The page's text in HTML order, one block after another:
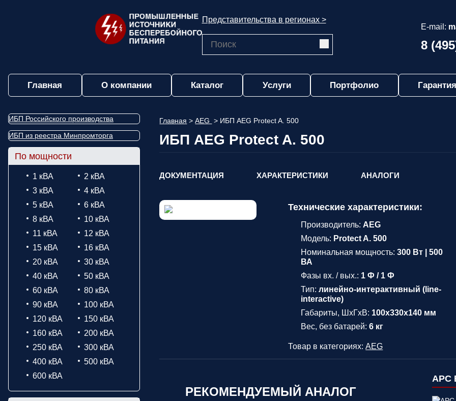
Представительства в регионах >
E-mail:
8
Главная О компании Каталог Услуги Портфолио
ИБП Российского производства
ИБП из реестра Минпромторга
По мощности
1 кВА
2 кВА
3 кВА
4 кВА
5 кВА
6 кВА
8 кВА
10 кВА
11 кВА
12 кВА
15 кВА
16 кВА
20 кВА
30 кВА
40 кВА
50 кВА
60 кВА
80 кВА
90 кВА
100 кВА
120 кВА
150 кВА
160 кВА
200 кВА
250 кВА
300 кВА
400 кВА
500 кВА
600 кВА
Главная > AEG > ИБП AEG Protect A. 500
ИБП AEG Protect A. 500
ДОКУМЕНТАЦИЯ ХАРАКТЕРИСТИКИ АНАЛОГИ
Технические характеристики:
Производитель: AEG
Модель: Protect A. 500
Номинальная мощность:300 Вт | 500
ВА
Фазы вх. / вых.: 1 Ф / 1 Ф
Тип:линейно-интерактивный (line-
interactive)
Габариты, ШхГхВ: 100х330х140 мм
Вес, без батарей:6 кг
Товар в категориях:AEG
РЕКОМЕНДУЕМЫЙ АНАЛОГ
APC